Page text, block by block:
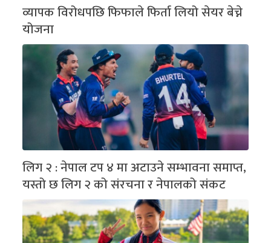
व्यापक विरोधपछि फिफाले फिर्ता लियो सेयर बेच्ने
योजना
लिग २ : नेपाल टप ४ मा अटाउने सम्भावना समाप्त,
यस्तो छ लिग २ को संरचना र नेपालको संकट